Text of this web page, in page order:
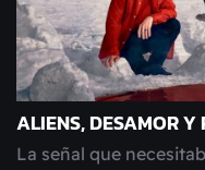
ALIENS, DESAMOR Y
La señal que